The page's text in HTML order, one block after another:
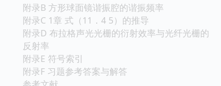
附录B 方形球面镜谐振腔的谐振频率
附录C 1章 式（11．4 5）的推导
附录D 布拉格声光光栅的衍射效率与光纤光栅的
反射率
附录E 符号索引
附录F 习题参考答案与解答